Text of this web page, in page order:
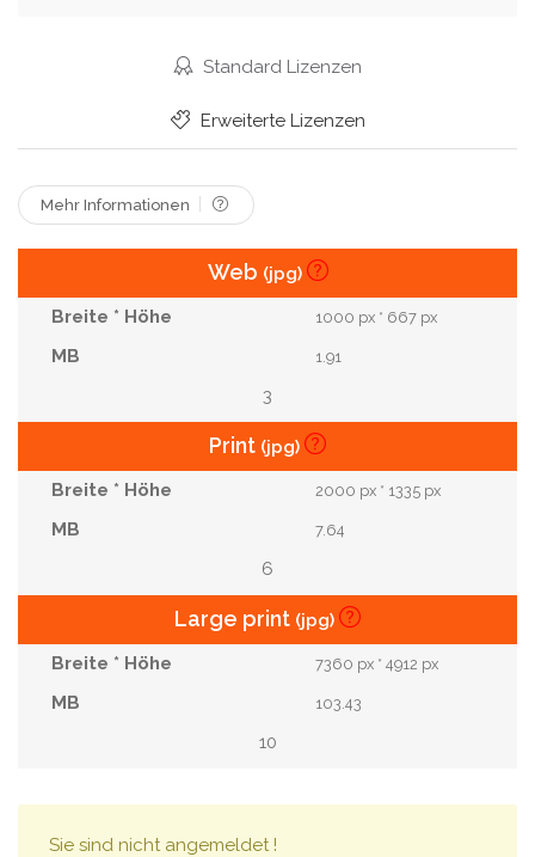
Selektiver Fokus Studioaufnahme
Herzförmig
Standard Lizenzen
Erweiterte Lizenzen
Mehr Informationen
Web (jpg)
1000 px * 667 px
1.91
3
Print (jpg)
2000 px * 1335 px
7.64
6
Large print (jpg)
7360 px * 4912 px
103.43
10
Sie sind nicht angemeldet !